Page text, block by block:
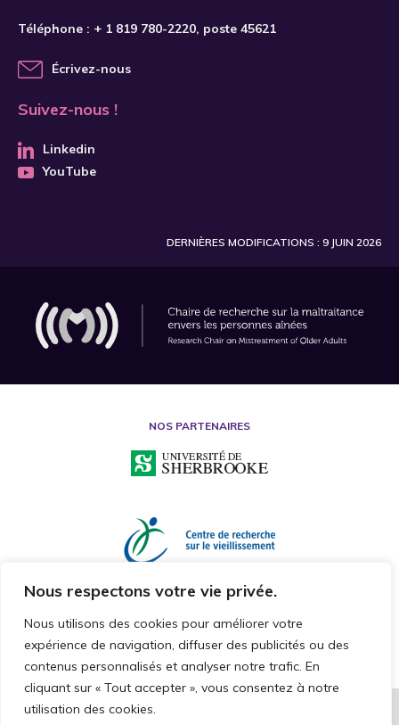
Nous respectons votre vie privée.
Nous utilisons des cookies pour améliorer votre
expérience de navigation, diffuser des publicités ou des
contenus personnalisés et analyser notre trafic. En
cliquant sur « Tout accepter », vous consentez à notre
utilisation des cookies.
Téléphone : + 1 819 780-2220, poste 45621
Écrivez-nous
Suivez-nous !
Linkedin
YouTube
DERNIÈRES MODIFICATIONS : 9 JUIN 2026
NOS PARTENAIRES
2026 © CHAIRE DE RECHERCHE SUR LA MALTRAITANCE ENVERS LES